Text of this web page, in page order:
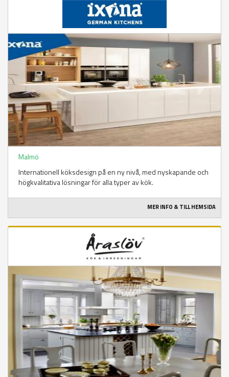
Malmö
Internationell köksdesign på en ny nivå, med nyskapande och
högkvalitativa lösningar för alla typer av kök.
MER INFO & TILL HEMSIDA